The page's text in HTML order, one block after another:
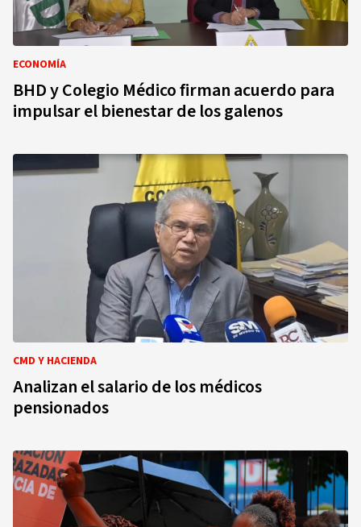
ECONOMÍA
BHD y Colegio Médico firman acuerdo para
impulsar el bienestar de los galenos
CMD Y HACIENDA
Analizan el salario de los médicos
pensionados